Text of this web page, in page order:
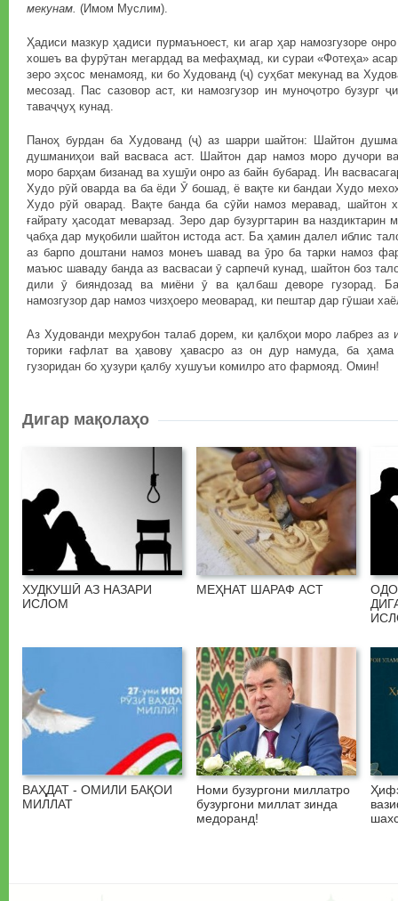
мекунам. (Имом Муслим).
Ҳадиси мазкур ҳадиси пурмаъноест, ки агар ҳар намозгузоре
хошеъ ва фурӯтан мегардад ва мефаҳмад, ки сураи «Фотеҳа»
зеро эҳсос менамояд, ки бо Худованд (ҷ) суҳбат мекунад ва
месозад. Пас сазовор аст, ки намозгузор ин муноҷотро бузург
таваҷҷуҳ кунад.
Паноҳ бурдан ба Худованд (ҷ) аз шарри шайтон: Шайтон
душманиҳои вай васваса аст. Шайтон дар намоз моро дучори
моро барҳам бизанад ва хушӯи онро аз байн бубарад. Ин
Худо рӯй оварда ва ба ёди Ӯ бошад, ё вақте ки бандаи Худо
Худо рӯй оварад. Вақте банда ба сӯйи намоз меравад, шайтон
ғайрату ҳасодат меварзад. Зеро дар бузургтарин ва наздиктарин
ҷабҳа дар муқобили шайтон истода аст. Ба ҳамин далел иблис
аз барпо доштани намоз монеъ шавад ва ӯро ба тарки намоз
маъюс шаваду банда аз васвасаи ӯ сарпечӣ кунад, шайтон боз
дили ӯ бияндозад ва миёни ӯ ва қалбаш деворе гузорад.
намозгузор дар намоз чизҳоеро меоварад, ки пештар дар гӯшаи
Аз Худованди меҳрубон талаб дорем, ки қалбҳои моро лабрез аз
торики ғафлат ва ҳавову ҳавасро аз он дур намуда, ба
гузоридан бо ҳузури қалбу хушуъи комилро ато фармояд. Омин!
Дигар мақолаҳо
ХУДКУШӢ АЗ НАЗАРИ
ИСЛОМ
МЕҲНАТ ШАРАФ АСТ
ВАҲДАТ - ОМИЛИ БАҚОИ
МИЛЛАТ
Номи бузургони миллатро
бузургони миллат зинда
медоранд!